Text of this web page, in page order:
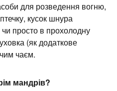
для розведення вогню,
кусок шнура
чи просто в прохолодну
(як додаткове
чаєм.
мандрів?